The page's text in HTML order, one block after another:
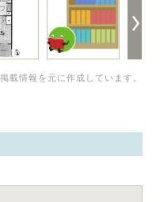
載情報を元に作成しています。